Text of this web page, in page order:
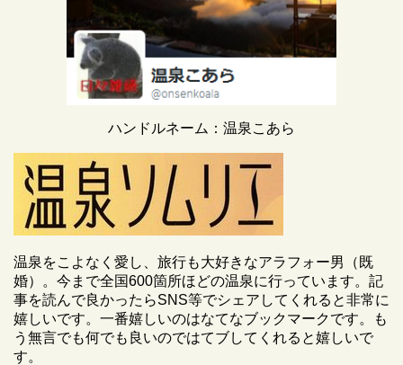
ハンドルネーム：温泉こあら
温泉をこよなく愛し、旅行も大好きなアラフォー男（既
婚）。今まで全国600箇所ほどの温泉に行っています。記
事を読んで良かったらSNS等でシェアしてくれると非常に
嬉しいです。一番嬉しいのはなてなブックマークです。も
う無言でも何でも良いのではてブしてくれると嬉しいで
す。